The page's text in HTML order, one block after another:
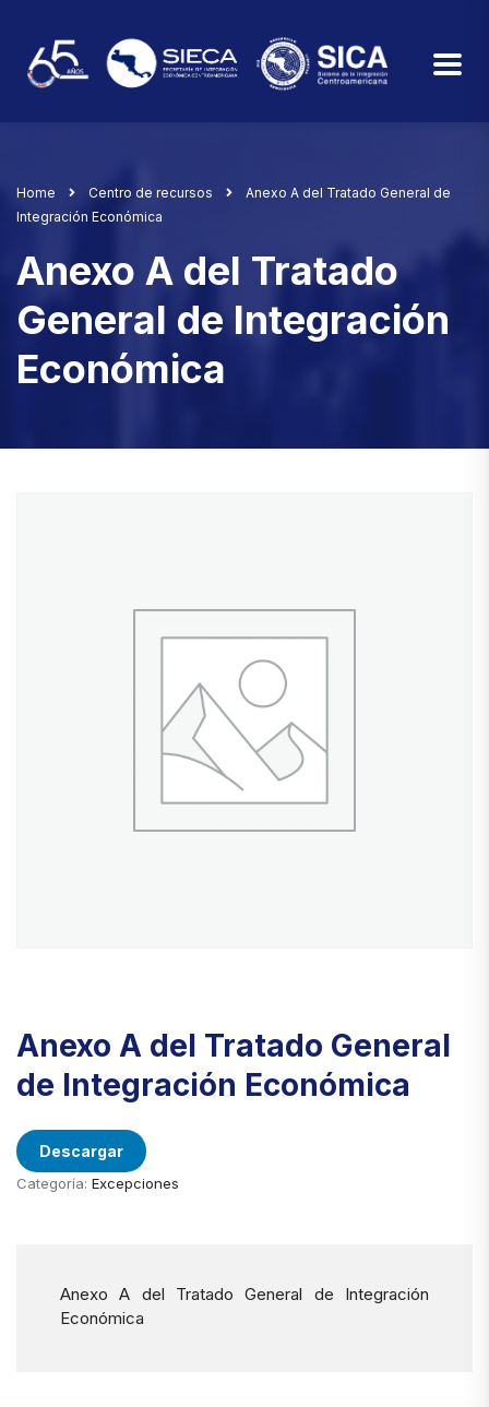
Home Centro de recursos
Anexo A del Tratado General de
Integración Económica
Anexo A del Tratado
General de Integración
Económica
Anexo A del Tratado General
de Integración Económica
Descargar
Categoría: Excepciones
Anexo A del Tratado General de Integración
Económica